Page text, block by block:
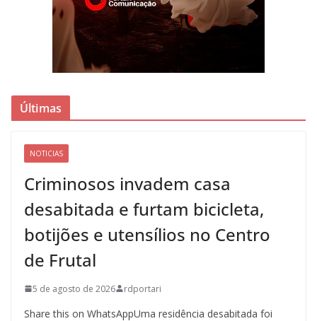
Últimas
NOTICIAS
Criminosos invadem casa
desabitada e furtam bicicleta,
botijões e utensílios no Centro
de Frutal
5 de agosto de 2026 rdportari
Share this on WhatsAppUma residência desabitada foi